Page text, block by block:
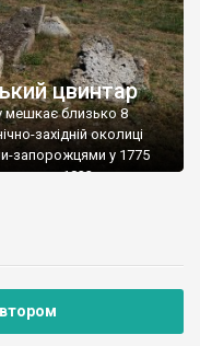
цвинтар
мешкає близько 8
західній околиці
запорожцями у 1775
вересня 1822 року тут